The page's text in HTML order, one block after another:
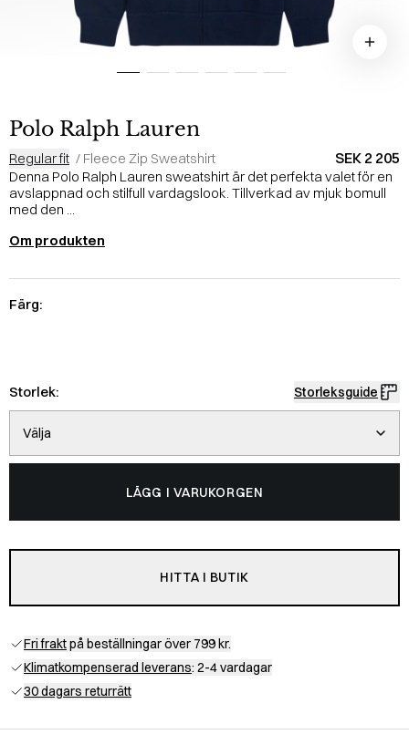
Polo Ralph Lauren
Regular fit / Fleece Zip Sweatshirt SEK 2 205
Denna Polo Ralph Lauren sweatshirt är det perfekta valet för en
avslappnad och stilfull vardagslook. Tillverkad av mjuk bomull
med den ...
Om produkten
Färg:
Storlek: Storleksguide
Välja
LÄGG I VARUKORGEN
HITTA I BUTIK
Fri fraktpå beställningar över 799 kr.
Klimatkompenserad leverans: 2-4 vardagar
30 dagars returrätt